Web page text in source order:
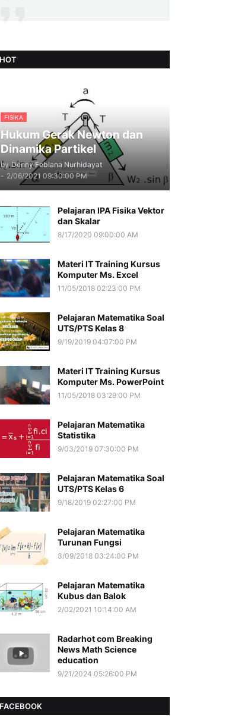
HOT
FISIKA
Hukum Gerak Newton dan
Dinamika Partikel
by Denny Febiana Nurhidayat
- 2/06/2021 09:30:00 PM
Pelajaran IPA Fisika Vektor
dan Skalar
8/17/2020 09:00:00 AM
Materi IT Training Kursus
Komputer Ms. Excel
11/05/2018 02:23:00 PM
Pelajaran Matematika Soal
UTS/PTS Kelas 8
9/19/2019 04:07:00 PM
Materi IT Training Kursus
Komputer Ms. PowerPoint
11/05/2018 03:29:00 PM
Pelajaran Matematika
Statistika
9/03/2019 07:30:00 PM
Pelajaran Matematika Soal
UTS/PTS Kelas 6
9/18/2019 02:27:00 PM
Pelajaran Matematika
Turunan Fungsi
3/09/2018 03:24:00 PM
Pelajaran Matematika
Kubus dan Balok
2/02/2021 10:14:00 AM
Radarhot com Breaking
News Math Science
education
9/21/2024 05:26:00 PM
FACEBOOK